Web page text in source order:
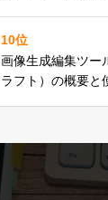
10位
画像生成編集ツー
ラフト）の概要と